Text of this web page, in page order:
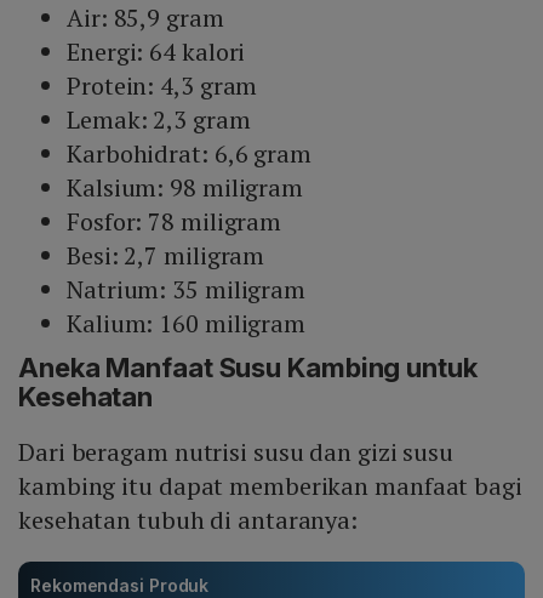
Air: 85,9 gram
Energi: 64 kalori
Protein: 4,3 gram
Lemak: 2,3 gram
Karbohidrat: 6,6 gram
Kalsium: 98 miligram
Fosfor: 78 miligram
Besi: 2,7 miligram
Natrium: 35 miligram
Kalium: 160 miligram
Aneka Manfaat Susu Kambing untuk
Kesehatan
Dari beragam nutrisi susu dan gizi susu
kambing itu dapat memberikan manfaat bagi
kesehatan tubuh di antaranya:
Rekomendasi Produk